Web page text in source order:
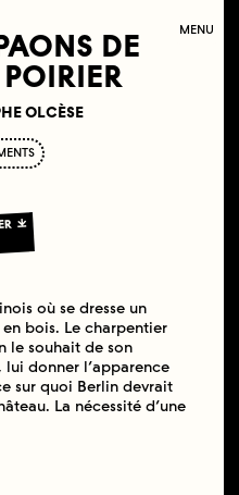
MENU
DE
OLCÈSE
où se dresse un
bois. Le charpentier
le souhait de son
donner l’apparence
sur quoi Berlin devrait
La nécessité d’une